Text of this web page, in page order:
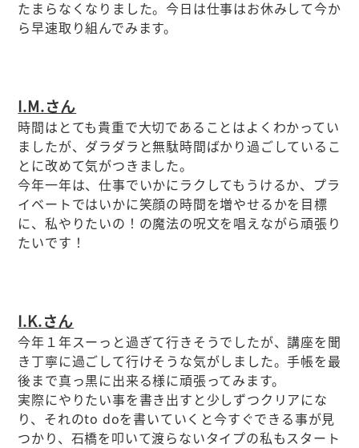
たまらなくなりました。今日は仕事はお休みして今か
ら早速取り組んでみます。
I.M.さん
時間はとても貴重で大切であることはよくわかってい
ましたが、ダラダラと無駄時間ばかり過ごしているこ
とに改めて気がつきました。
今年一年は、仕事でいかにラクしてもうけるか、プラ
イベートではいかに笑顔の時間を増やせるかを目標
に、私やりたいの！の魔法の呪文を唱えながら頑張り
たいです！
I.K.さん
今年１年スーっと過ぎて行きそうでしたが、講座を聞
き丁寧に過ごして行けそうな気がしました。手帳を最
後まで真っ黒に出来る様に頑張ってみます。
実際にやりたい事を書き出すと少しずつクリアにな
り、それのto doを書いていくと今すぐできる事が見
つかり、石橋を叩いて渡らないタイプの私もスタート